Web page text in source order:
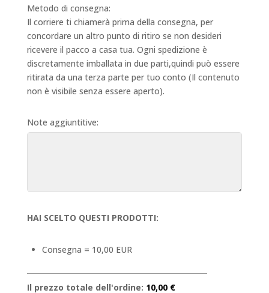
Metodo di consegna:
Il corriere ti chiamerà prima della consegna, per
concordare un altro punto di ritiro se non desideri
ricevere il pacco a casa tua. Ogni spedizione è
discretamente imballata in due parti,quindi può essere
ritirata da una terza parte per tuo conto (Il contenuto
non è visibile senza essere aperto).
Note aggiuntitive:
HAI SCELTO QUESTI PRODOTTI:
Consegna = 10,00 EUR
Il prezzo totale dell'ordine: 10,00 €